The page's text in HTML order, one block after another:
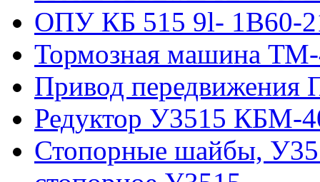
ОПУ КБ 515 9l- 1B60-
Тормозная машина
Привод передвижения
Редуктор У3515 КБМ-
Стопорные шайбы,